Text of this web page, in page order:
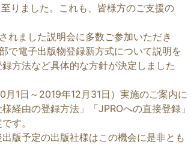
りました。これも、皆様方のご支援の
れました説明会に多数ご参加いただき
で電子出版物登録新方式について説明を
方法など具体的な方針が決定しました
1日～2019年12月31日）実施のご案内に
経由の登録方法」「JPROへの直接登録」
す。
版予定の出版社様はこの機会に是非とも